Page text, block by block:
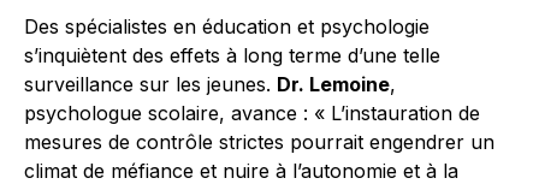
Des spécialistes en éducation et psychologie
s’inquiètent des effets à long terme d’une telle
surveillance sur les jeunes. Dr. Lemoine,
psychologue scolaire, avance : « L’instauration de
mesures de contrôle strictes pourrait engendrer un
climat de méfiance et nuire à l’autonomie et à la